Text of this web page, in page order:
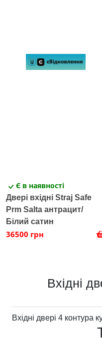
Є в наявності
Двері вхідні Straj Safe
Prm Salta антрацит/
Білий сатин
36500 грн
Вхідні
Вхідні двері 4 контура